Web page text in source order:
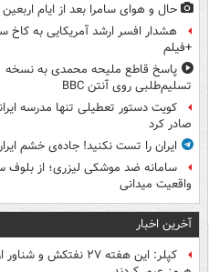
حال و هوای سامرا بعد از ایام اربعین
هشدار افسر ارشد آمریکایی به کاخ
+فیلم
پاسخ قاطع ملیحه محمدی به نسخه
تسلیم‌طلبی روی آنتن BBC
کویت دستور تعطیلی تنها مدرسه
صادر کرد
ایران را تست نکنید! جاده‌ی خشم
سامانه ضد موشکی لیزری؛ از بلوف
واقعیت میدانی
آخرین اخبار
کپلر: این هفته ۲۷ نفتکش و